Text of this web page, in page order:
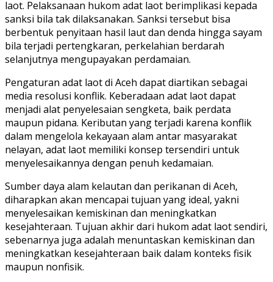
laot. Pelaksanaan hukom adat laot berimplikasi kepada
sanksi bila tak dilaksanakan. Sanksi tersebut bisa
berbentuk penyitaan hasil laut dan denda hingga sayam
bila terjadi pertengkaran, perkelahian berdarah
selanjutnya mengupayakan perdamaian.
Pengaturan adat laot di Aceh dapat diartikan sebagai
media resolusi konflik. Keberadaan adat laot dapat
menjadi alat penyelesaian sengketa, baik perdata
maupun pidana. Keributan yang terjadi karena konflik
dalam mengelola kekayaan alam antar masyarakat
nelayan, adat laot memiliki konsep tersendiri untuk
menyelesaikannya dengan penuh kedamaian.
Sumber daya alam kelautan dan perikanan di Aceh,
diharapkan akan mencapai tujuan yang ideal, yakni
menyelesaikan kemiskinan dan meningkatkan
kesejahteraan. Tujuan akhir dari hukom adat laot sendiri,
sebenarnya juga adalah menuntaskan kemiskinan dan
meningkatkan kesejahteraan baik dalam konteks fisik
maupun nonfisik.